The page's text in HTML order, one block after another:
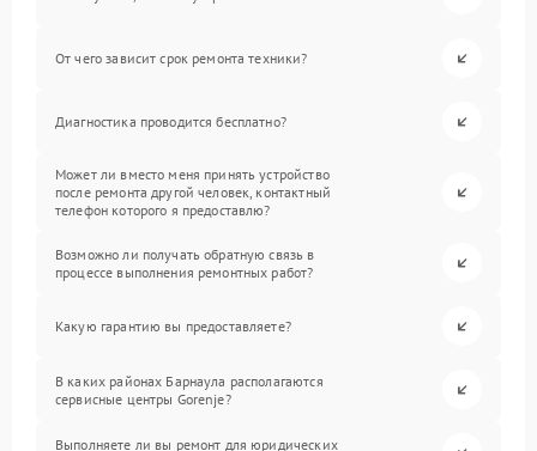
От чего зависит срок ремонта техники?
Диагностика проводится бесплатно?
Может ли вместо меня принять устройство
после ремонта другой человек, контактный
телефон которого я предоставлю?
Возможно ли получать обратную связь в
процессе выполнения ремонтных работ?
Какую гарантию вы предоставляете?
В каких районах Барнаула располагаются
сервисные центры Gorenje?
Выполняете ли вы ремонт для юридических